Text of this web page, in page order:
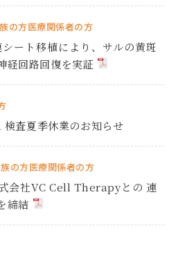
の方医療関係者の方
ート移植により、サルの黄斑
経回路回復を実証
査夏季休業のお知らせ
の方医療関係者の方
会社VC Cell Therapyとの 連
締結